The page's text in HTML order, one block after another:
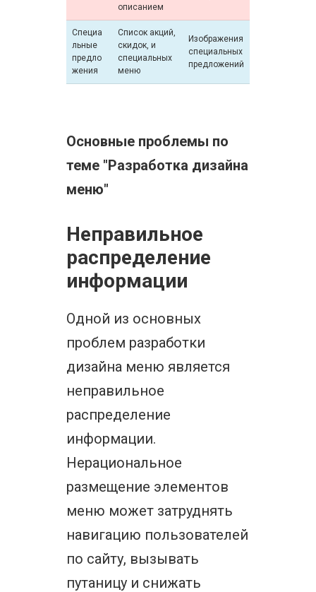
описанием
Специа
льные
предло
жения
Список акций,
скидок, и
специальных
меню
Изображения
специальных
предложений
Основные проблемы по
теме "Разработка дизайна
меню"
Неправильное
распределение
информации
Одной из основных
проблем разработки
дизайна меню является
неправильное
распределение
информации.
Нерациональное
размещение элементов
меню может затруднять
навигацию пользователей
по сайту, вызывать
путаницу и снижать